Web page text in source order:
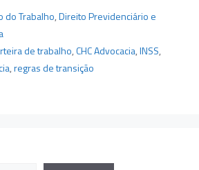
do Trabalho,Direito Previdenciário e
de trabalho,CHC Advocacia,INSS,
,regras de transição